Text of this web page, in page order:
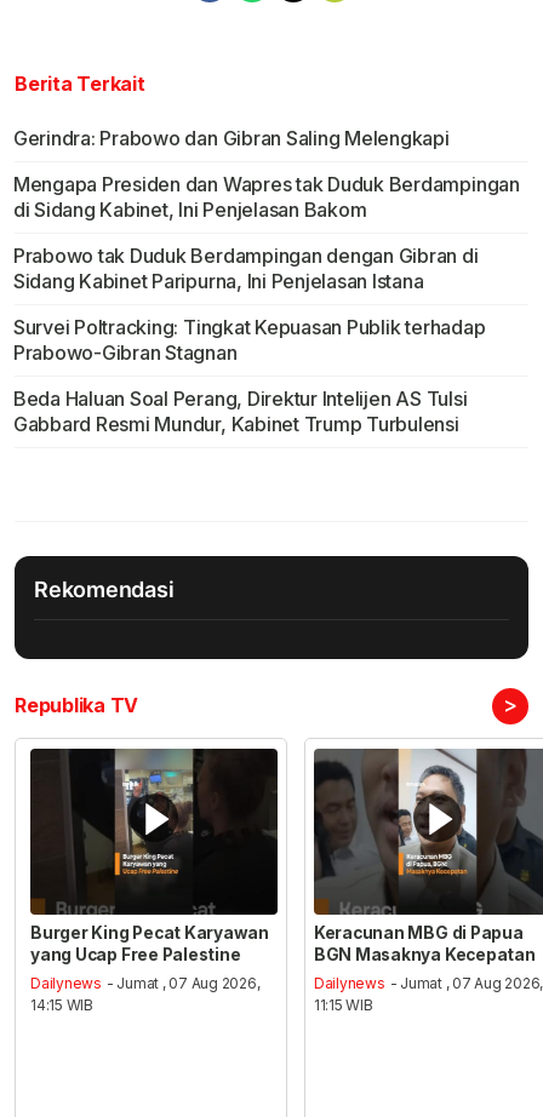
Berita Terkait
Gerindra: Prabowo dan Gibran Saling Melengkapi
Mengapa Presiden dan Wapres tak Duduk Berdampingan
di Sidang Kabinet, Ini Penjelasan Bakom
Prabowo tak Duduk Berdampingan dengan Gibran di
Sidang Kabinet Paripurna, Ini Penjelasan Istana
Survei Poltracking: Tingkat Kepuasan Publik terhadap
Prabowo-Gibran Stagnan
Beda Haluan Soal Perang, Direktur Intelijen AS Tulsi
Gabbard Resmi Mundur, Kabinet Trump Turbulensi
Rekomendasi
Republika TV >
Burger King Pecat Karyawan
yang Ucap Free Palestine
Dailynews - Jumat , 07 Aug 2026,
14:15 WIB
Keracunan MBG di Papua
BGN Masaknya Kecepatan
Dailynews - Jumat , 07 Aug 2026,
11:15 WIB